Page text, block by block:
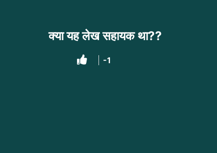
क्या यह लेख सहायक था??
-1